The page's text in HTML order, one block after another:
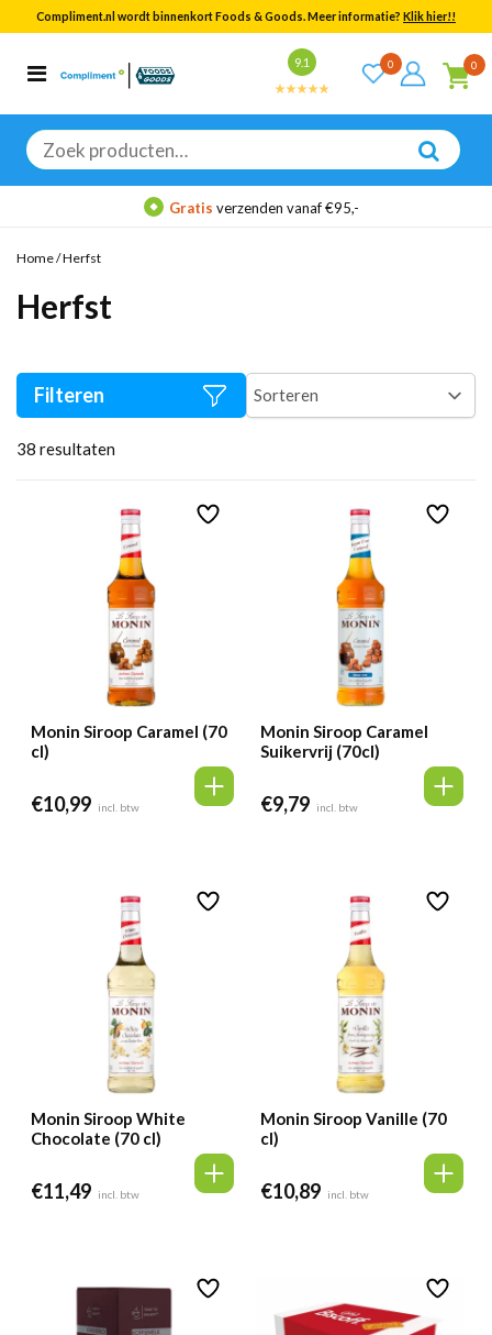
Compliment.nl wordt binnenkort Foods & Goods. Meer informatie? Klik hier!!
9.1 0 0
Zoeken
naar:
Categorieën
Bekijk alle resultaten
Gratis verzenden vanaf €95,-
Home/Herfst
Herfst
38 resultaten
Filteren
Monin Siroop Caramel (70
cl)
€10,99 incl. btw
Monin Siroop Caramel
Suikervrij (70cl)
€9,79 incl. btw
Monin Siroop White
Chocolate (70 cl)
€11,49 incl. btw
Monin Siroop Vanille (70
cl)
€10,89 incl. btw